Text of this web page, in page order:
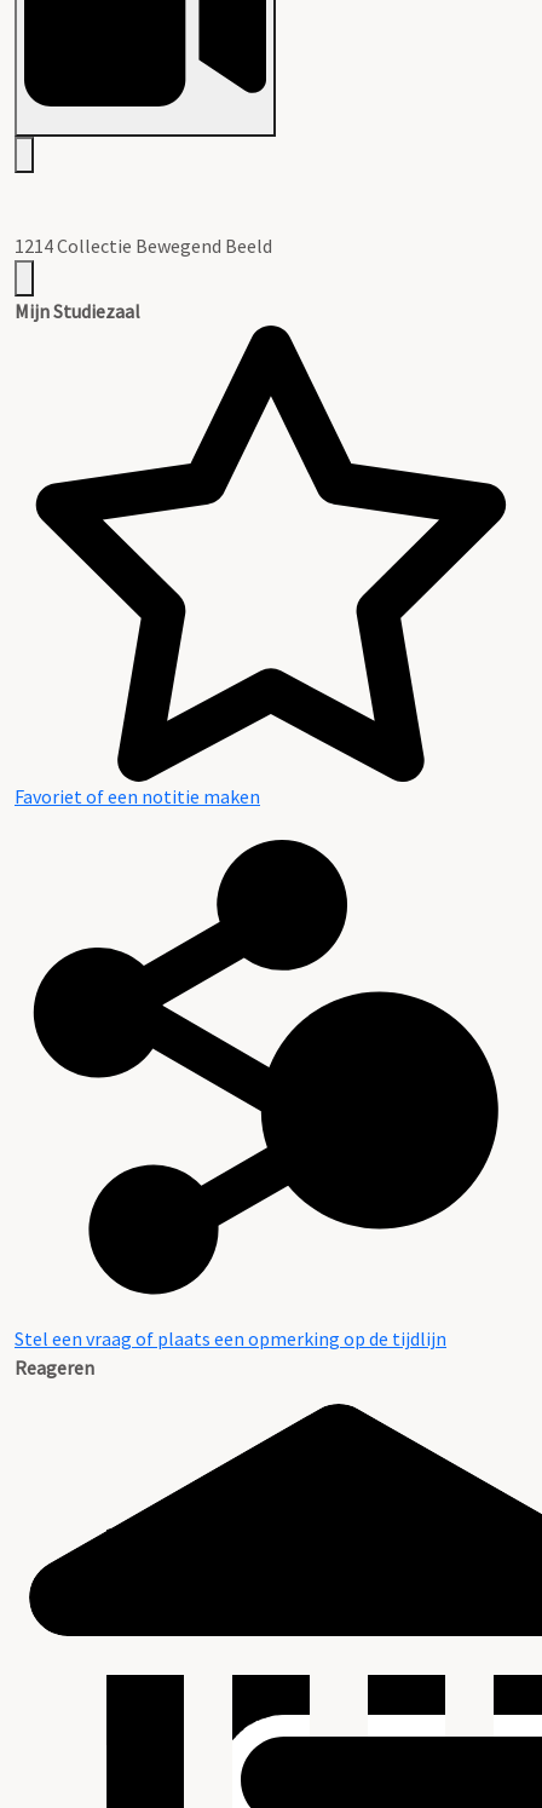
1214 Collectie Bewegend Beeld
Mijn Studiezaal
Favoriet of een notitie maken
Stel een vraag of plaats een opmerking op de tijdlijn
Reageren